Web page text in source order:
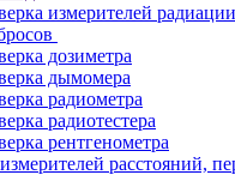
измерителей
дозиметра
дымомера
радиометра
радиотестера
рентгенометра
расстояний,